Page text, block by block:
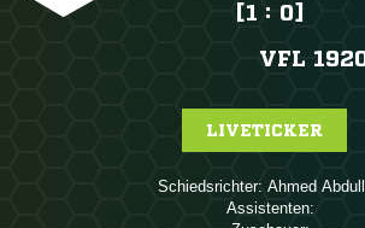
[1 : 0]
VFL
LIVETICKER
Schiedsrichter: 
Assistenten: